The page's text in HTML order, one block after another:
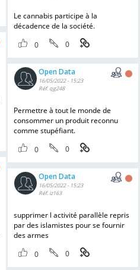
Le cannabis participe à la
décadence de la société.
0
0
Open Data
16/05/2022 - 15:23
Réf. qg248
Permettre à tout le monde de
consommer un produit reconnu
comme stupéfiant.
0
0
Open Data
16/05/2022 - 15:23
Réf. iz163
supprimer l activité parallèle repris
par des islamistes pour se fournir
des armes
0
0